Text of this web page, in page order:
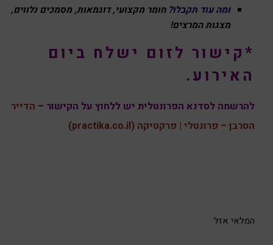
ומה עוד תקבלו? חומר מקצועי, דוגמאות, מסמכים נלווים,
מצגות המרצים!
*קישור לזום ישלח ביום
האירוע.
להרשמה לסדנא הפרונטלית יש ללחוץ על הקישור – הדייר
הסרבן – פרונטלי | פרקטיקה (practika.co.il)
המלאי אזל